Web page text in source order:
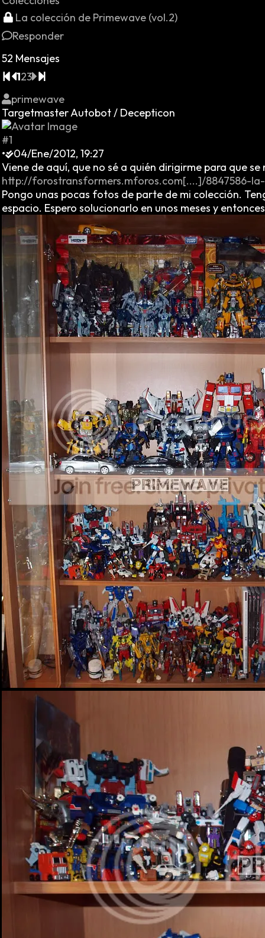
La colección de Primewave (vol.2)
Responder
52 Mensajes
123
primewave
Targetmaster Autobot / Decepticon
#1
•
04/Ene/2012, 19:27
Viene de aquí, que no sé a quién dirigirme para que
http://forostransformers.mforos.com[....]/8847586-
Pongo unas pocas fotos de parte de mi colección.
espacio. Espero solucionarlo en unos meses y